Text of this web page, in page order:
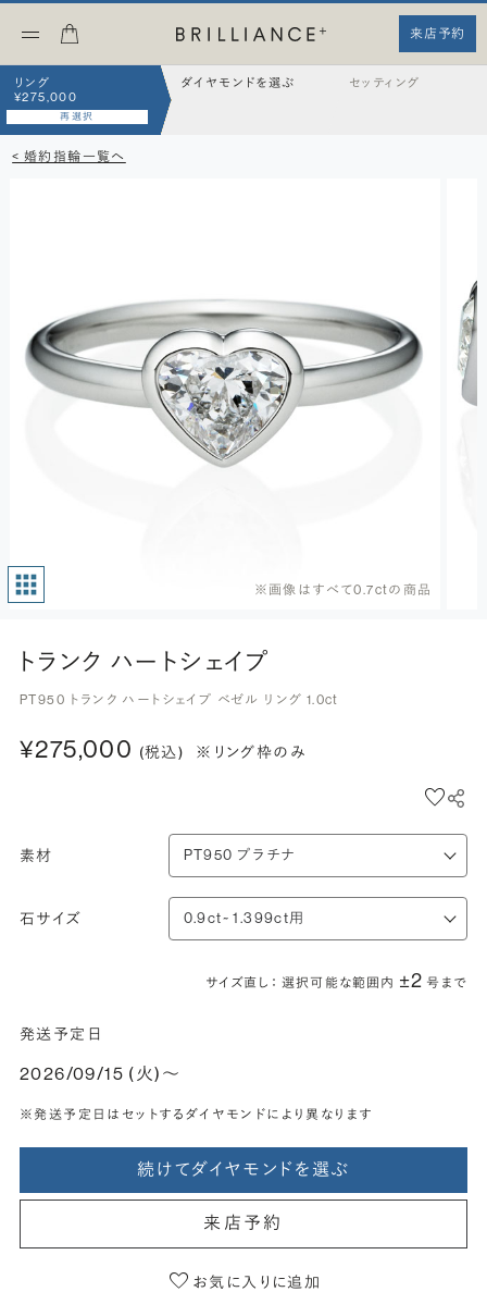
来店予約
リング
¥275,000
再選択
ダイヤモンドを選ぶ セッティング
< 婚約指輪一覧へ
※画像はすべて0.7ctの商品
トランク ハートシェイプ
PT950 トランク ハートシェイプ ベゼル リング 1.0ct
¥275,000 (税込) ※リング枠のみ
素材
石サイズ
サイズ直し： 選択可能な範囲内 ±2 号まで
発送予定日
2026/09/15 (火)〜
※発送予定日はセットするダイヤモンドにより異なります
続けてダイヤモンドを選ぶ
来店予約
お気に入りに追加